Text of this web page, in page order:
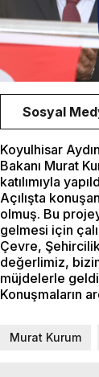
Sosyal
Koyulhisar
Bakanı Murat
katılımıyla
Açılışta
olmuş. Bu
gelmesi için
Çevre,
değerlimiz,
müjdelerle
Konuşmaların
Murat Kurum